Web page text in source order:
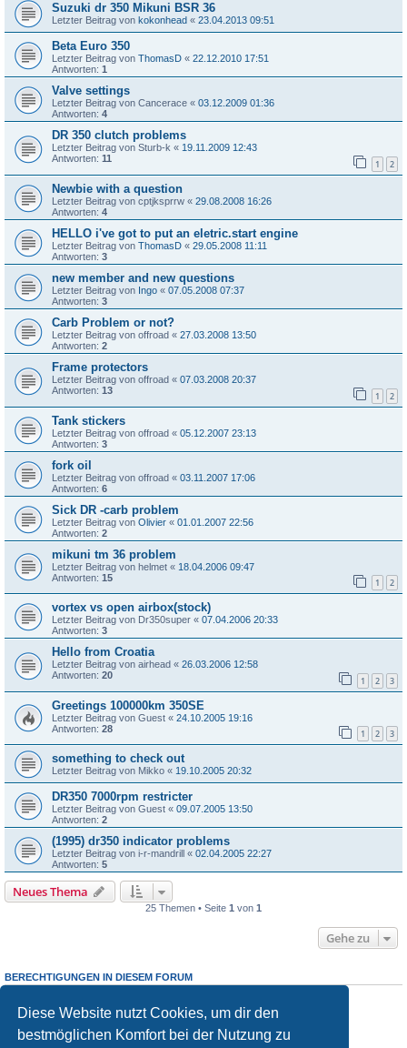
Diese Website nutzt Cookies, um dir den
bestmöglichen Komfort bei der Nutzung zu
Suzuki dr 350 Mikuni BSR 36
Letzter Beitrag von kokonhead « 23.04.2013 09:51
Beta Euro 350
Letzter Beitrag von ThomasD « 22.12.2010 17:51
Antworten: 1
Valve settings
Letzter Beitrag von Cancerace « 03.12.2009 01:36
Antworten: 4
DR 350 clutch problems
Letzter Beitrag von Sturb-k « 19.11.2009 12:43
Antworten: 11 1 2
Newbie with a question
Letzter Beitrag von cptjksprrw « 29.08.2008 16:26
Antworten: 4
HELLO i've got to put an eletric.start engine
Letzter Beitrag von ThomasD « 29.05.2008 11:11
Antworten: 3
new member and new questions
Letzter Beitrag von Ingo « 07.05.2008 07:37
Antworten: 3
Carb Problem or not?
Letzter Beitrag von offroad « 27.03.2008 13:50
Antworten: 2
Frame protectors
Letzter Beitrag von offroad « 07.03.2008 20:37
Antworten: 13 1 2
Tank stickers
Letzter Beitrag von offroad « 05.12.2007 23:13
Antworten: 3
fork oil
Letzter Beitrag von offroad « 03.11.2007 17:06
Antworten: 6
Sick DR -carb problem
Letzter Beitrag von Olivier « 01.01.2007 22:56
Antworten: 2
mikuni tm 36 problem
Letzter Beitrag von helmet « 18.04.2006 09:47
Antworten: 15 1 2
vortex vs open airbox(stock)
Letzter Beitrag von Dr350super « 07.04.2006 20:33
Antworten: 3
Hello from Croatia
Letzter Beitrag von airhead « 26.03.2006 12:58
Antworten: 20 1 2 3
Greetings 100000km 350SE
Letzter Beitrag von Guest « 24.10.2005 19:16
Antworten: 28 1 2 3
something to check out
Letzter Beitrag von Mikko « 19.10.2005 20:32
DR350 7000rpm restricter
Letzter Beitrag von Guest « 09.07.2005 13:50
Antworten: 2
(1995) dr350 indicator problems
Letzter Beitrag von i-r-mandrill « 02.04.2005 22:27
Antworten: 5
Neues Thema
25 Themen • Seite 1 von 1
Gehe zu
BERECHTIGUNGEN IN DIESEM FORUM
Du darfst keineAntworten zu Themen in diesem Forum erstellen.
Du darfst deine Beiträge in diesem Forumnichtändern.
Du darfst deine Beiträge in diesem Forum nicht löschen.
keine